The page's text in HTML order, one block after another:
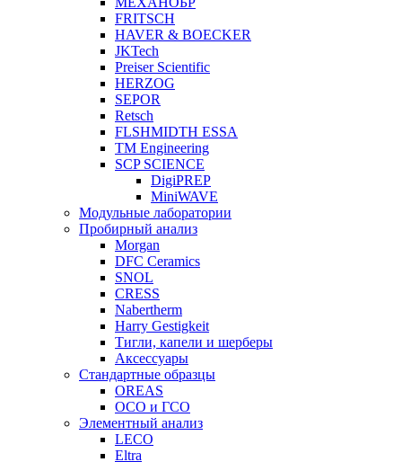
FRITSCH
HAVER & BOECKER
JKTech
Preiser Scientific
HERZOG
SEPOR
Retsch
FLSHMIDTH ESSA
TM Engineering
SCP SCIENCE
DigiPREP
MiniWAVE
Модульные лаборатории
Пробирный анализ
Morgan
DFC Ceramics
SNOL
CRESS
Nabertherm
Harry Gestigkeit
Тигли, капели и шерберы
Аксессуары
Стандартные образцы
OREAS
ОСО и ГСО
Элементный анализ
LECO
Eltra